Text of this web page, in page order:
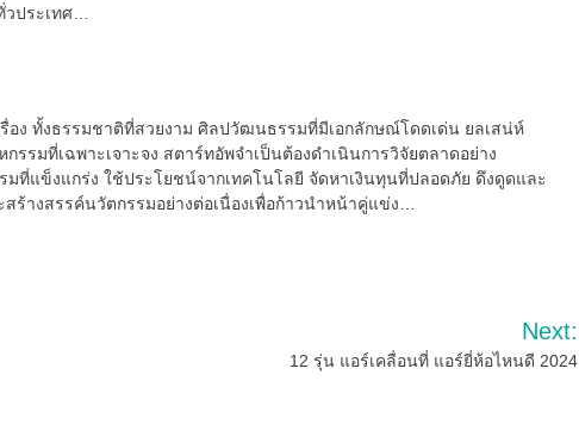
วประเทศ…
อง ทั้งธรรมชาติที่สวยงาม ศิลปวัฒนธรรมที่มีเอกลักษณ์โดดเด่น ยลเสน่ห์
รมที่เฉพาะเจาะจง สตาร์ทอัพจำเป็นต้องดำเนินการวิจัยตลาดอย่าง
ที่แข็งแกร่ง ใช้ประโยชน์จากเทคโนโลยี จัดหาเงินทุนที่ปลอดภัย ดึงดูดและ
ร้างสรรค์นวัตกรรมอย่างต่อเนื่องเพื่อก้าวนำหน้าคู่แข่ง…
Next:
12 รุ่น แอร์เคลื่อนที่ แอร์ยี่ห้อไหนดี 2024